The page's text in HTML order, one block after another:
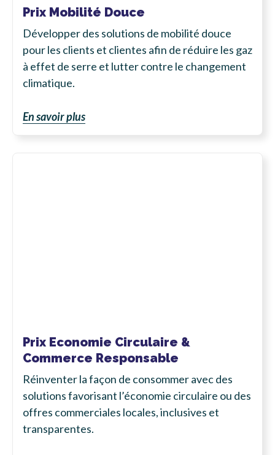
Prix Mobilité Douce
Développer des solutions de mobilité douce
pourles clients et clientes afin de réduire les gaz
à effet de serre et lutter contre le changement
climatique.
En savoir plus
Prix Economie Circulaire &
Commerce Responsable
Réinventer la façon de consommer avec des
solutions favorisant l’économie circulaire ou des
offres commerciales locales, inclusives et
transparentes.